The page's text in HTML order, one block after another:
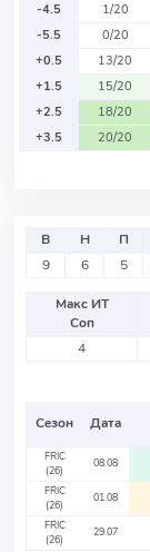
-4.5
1/20
-5.5
0/20
+0.5
13/20
+1.5
15/20
+2.5
18/20
+3.5
20/20
В Н П
9
6 5
Макс ИТ
Соп
4
Сезон Дата
FRIC
(26)
08.08
FRIC
(26)
01.08
FRIC
(26)
29.07